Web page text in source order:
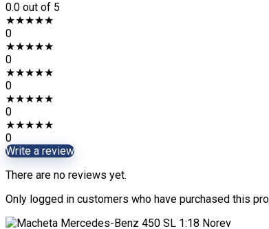
0.0 out of 5
★★★★★
0
★★★★★
0
★★★★★
0
★★★★★
0
★★★★★
0
Write a review
There are no reviews yet.
Only logged in customers who have purchased this